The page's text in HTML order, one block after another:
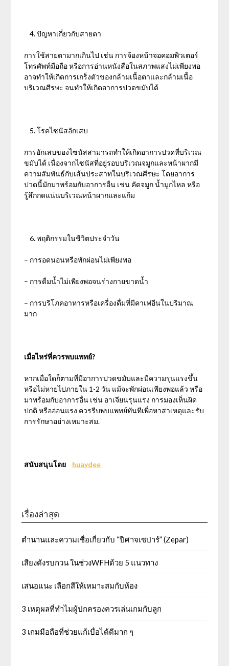
ปัญหาเกี่ยวกับสายตา
การใช้สายตามากเกินไป เช่น การจ้องหน้าจอคอมพิวเตอร์
โทรศัพท์มือถือ หรือการอ่านหนังสือในสภาพแสงไม่เพียงพอ
อาจทำให้เกิดการเกร็งตัวของกล้ามเนื้อตาและกล้ามเนื้อ
บริเวณศีรษะ จนทำให้เกิดอาการปวดขมับได้
โรคไซนัสอักเสบ
การอักเสบของไซนัสสามารถทำให้เกิดอาการปวดที่บริเวณ
ขมับได้ เนื่องจากไซนัสที่อยู่รอบบริเวณจมูกและหน้าผากมี
ความสัมพันธ์กับเส้นประสาทในบริเวณศีรษะ โดยอาการ
ปวดนี้มักมาพร้อมกับอาการอื่น เช่น คัดจมูก น้ำมูกไหล หรือ
รู้สึกกดแน่นบริเวณหน้าผากและแก้ม
พฤติกรรมในชีวิตประจำวัน
– การอดนอนหรือพักผ่อนไม่เพียงพอ
– การดื่มน้ำไม่เพียงพอจนร่างกายขาดน้ำ
– การบริโภคอาหารหรือเครื่องดื่มที่มีคาเฟอีนในปริมาณ
มาก
เมื่อไหร่ที่ควรพบแพทย์?
หากเมื่อใดก็ตามที่มีอาการปวดขมับและมีความรุนแรงขึ้น
หรือไม่หายไปภายใน 1-2 วัน แม้จะพักผ่อนเพียงพอแล้ว หรือ
มาพร้อมกับอาการอื่น เช่น อาเจียนรุนแรง การมองเห็นผิด
ปกติ หรืออ่อนแรง ควรรีบพบแพทย์ทันทีเพื่อหาสาเหตุและรับ
การรักษาอย่างเหมาะสม.
สนับสนุนโดย huaydee
เรื่องล่าสุด
ตำนานและความเชื่อเกี่ยวกับ “ปีศาจเซปาร์” (Zepar)
เสียงดังรบกวน ในช่วงWFHด้วย 5 แนวทาง
เสนอแนะ เลือกสีให้เหมาะสมกับห้อง
3 เหตุผลที่ทำไมผู้ปกครองควรเล่นเกมกับลูก
3 เกมมือถือที่ช่วยแก้เบื่อได้ดีมาก ๆ